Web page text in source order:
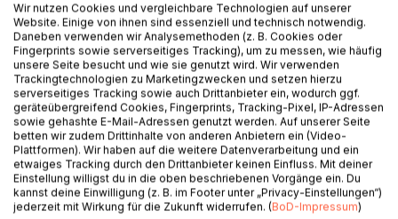
BESCHREIBUNG
Es gibt Worte, die nicht gelehrt werden können. Sie
müssen erinnert werden. Aus einer Tiefe, die älter ist als
alle Götter. Dieses Buch ist kein Buch. Es ist ein
Schwellenwächter.
Die hier versammelten Aphorismen sind keine Gedanken.
Wir nutzen Cookies und vergleichbare Technologien auf unserer
Website. Einige von ihnen sind essenziell und technisch notwendig.
Daneben verwenden wir Analysemethoden (z. B. Cookies oder
Fingerprints sowie serverseitiges Tracking), um zu messen, wie häufig
unsere Seite besucht und wie sie genutzt wird. Wir verwenden
Trackingtechnologien zu Marketingzwecken und setzen hierzu
serverseitiges Tracking sowie auch Drittanbieter ein, wodurch ggf.
geräteübergreifend Cookies, Fingerprints, Tracking-Pixel, IP-Adressen
sowie gehashte E-Mail-Adressen genutzt werden. Auf unserer Seite
betten wir zudem Drittinhalte von anderen Anbietern ein (Video-
Plattformen). Wir haben auf die weitere Datenverarbeitung und ein
etwaiges Tracking durch den Drittanbieter keinen Einfluss. Mit deiner
Einstellung willigst du in die oben beschriebenen Vorgänge ein. Du
kannst deine Einwilligung (z. B. im Footer unter „Privacy-Einstellungen“)
jederzeit mit Wirkung für die Zukunft widerrufen. (BoD-Impressum)